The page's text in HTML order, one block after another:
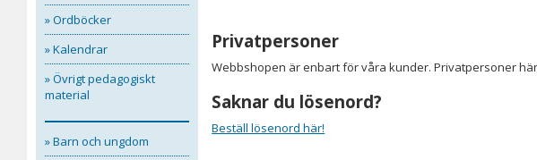
» Ordböcker
» Kalendrar
» Övrigt pedagogiskt
material
» Barn och ungdom
Privatpersoner
Webbshopen är enbart för våra kunder. Privatpersoner
Saknar du lösenord?
Beställ lösenord här!